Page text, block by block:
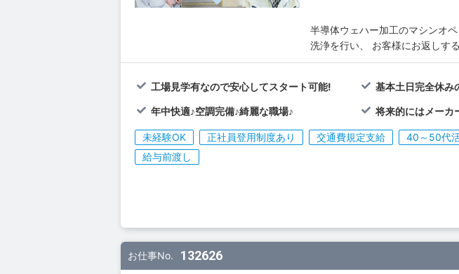
半導体ウェハー加工のマシンオ
洗浄を行い、 お客様にお返しす
工場見学有なので安心してスタート可能! 基本土日完全休み
年中快適♪空調完備♪綺麗な職場♪ 将来的にはメーカ
未経験OK 正社員登用制度あり 交通費規定支給 40～50代
給与前渡し
お仕事No. 132626